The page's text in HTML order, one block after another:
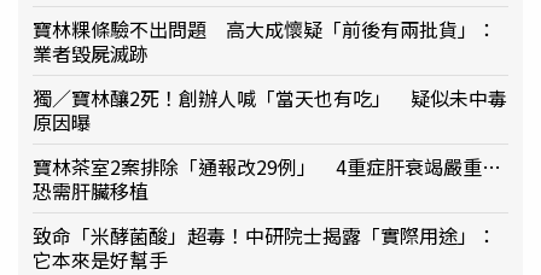
寶林粿條驗不出問題 高大成懷疑「前後有兩批貨」：
業者毀屍滅跡
獨／寶林釀2死！創辦人喊「當天也有吃」 疑似未中毒
原因曝
寶林茶室2案排除「通報改29例」 4重症肝衰竭嚴重…
恐需肝臟移植
致命「米酵菌酸」超毒！中研院士揭露「實際用途」：
它本來是好幫手